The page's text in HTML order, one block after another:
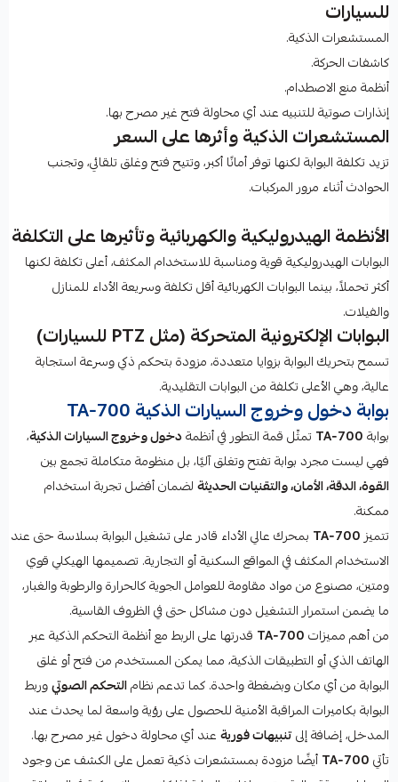
للسيارات
المستشعرات الذكية.
كاشفات الحركة.
أنظمة منع الاصطدام.
إنذارات صوتية للتنبيه عند أي محاولة فتح غير مصرح بها.
المستشعرات الذكية وأثرها على السعر
تزيد تكلفة البوابة لكنها توفر أمانًا أكبر، وتتيح فتح وغلق تلقائي، وتجنب
الحوادث أثناء مرور المركبات.
الأنظمة الهيدروليكية والكهربائية وتأثيرها على التكلفة
البوابات الهيدروليكية قوية ومناسبة للاستخدام المكثف، أعلى تكلفة لكنها
أكثر تحملاً، بينما البوابات الكهربائية أقل تكلفة وسريعة الأداء للمنازل
والفيلات.
البوابات الإلكترونية المتحركة (مثل PTZ للسيارات)
تسمح بتحريك البوابة بزوايا متعددة، مزودة بتحكم ذكي وسرعة استجابة
عالية، وهي الأعلى تكلفة من البوابات التقليدية.
بوابة دخول وخروج السيارات الذكية TA‑700
بوابةTA‑700تمثّل قمة التطور في أنظمةدخول وخروج السيارات الذكية،
فهي ليست مجرد بوابة تفتح وتغلق آليًا، بل منظومة متكاملة تجمع بين
القوة، الدقة، الأمان، والتقنيات الحديثةلضمان أفضل تجربة استخدام
ممكنة.
تتميزTA‑700 بمحرك عالي الأداء قادر على تشغيل البوابة بسلاسة حتى عند
الاستخدام المكثف في المواقع السكنية أو التجارية. تصميمها الهيكلي قوي
ومتين، مصنوع من مواد مقاومة للعوامل الجوية كالحرارة والرطوبة والغبار،
ما يضمن استمرار التشغيل دون مشاكل حتى في الظروف القاسية.
من أهم مميزاتTA‑700 قدرتها على الربط مع أنظمة التحكم الذكية عبر
الهاتف الذكي أو التطبيقات الذكية، مما يمكن المستخدم من فتح أو غلق
البوابة من أي مكان وبضغطة واحدة. كما تدعم نظامالتحكم الصوتيوربط
البوابة بكاميرات المراقبة الأمنية للحصول على رؤية واسعة لما يحدث عند
المدخل، إضافة إلىتنبيهات فوريةعند أي محاولة دخول غير مصرح بها.
تأتيTA‑700أيضًا مزودة بمستشعرات ذكية تعمل على الكشف عن وجود